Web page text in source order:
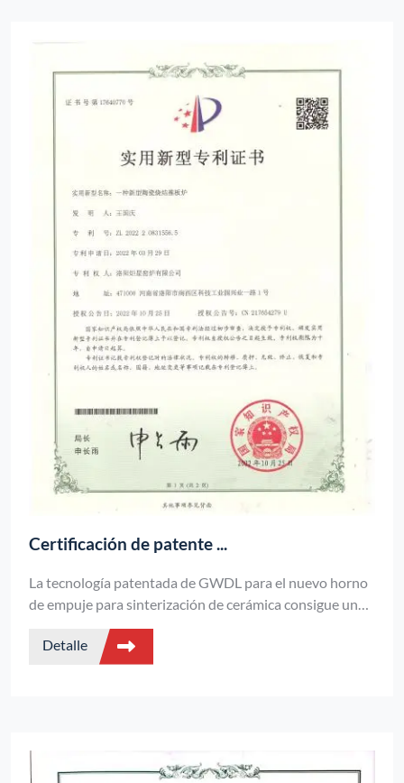
Certificación de patente ...
La tecnología patentada de GWDL para el nuevo horno
de empuje para sinterización de cerámica consigue una
uniformidad del campo de temperatura de ±1℃ y
reduce el consumo de energía en un 35%, lo que resulta
idóneo para la sinterización de alta calidad de productos
Detalle